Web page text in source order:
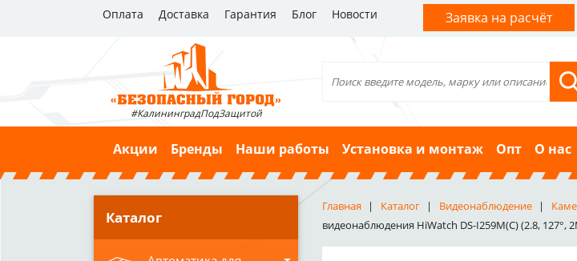
Оплата Доставка Гарантия Блог Новости Заявка на расчёт
#КалининградПодЗащитой
Акции Бренды Наши работы Установка и монтаж Опт О нас
Каталог
Главная Каталог Видеонаблюдение
видеонаблюдения HiWatch DS-I259M(C) (2.8, 127°,